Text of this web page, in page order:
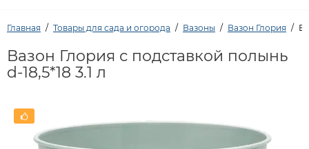
Главная Товары для сада и огорода Вазоны Вазон Глория
Вазон Глория с подставкой полынь
d-18,5*18 3.1 л